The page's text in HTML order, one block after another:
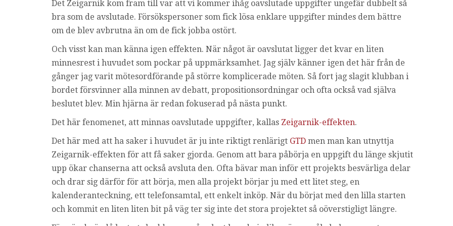
Det Zeigarnik kom fram till var att vi kommer ihåg oavslutade uppgifter ungefär dubbelt så
bra som de avslutade. Försökspersoner som fick lösa enklare uppgifter mindes dem bättre
om de blev avbrutna än om de fick jobba ostört.
Och visst kan man känna igen effekten. När något är oavslutat ligger det kvar en liten
minnesrest i huvudet som pockar på uppmärksamhet. Jag själv känner igen det här från de
gånger jag varit mötesordförande på större komplicerade möten. Så fort jag slagit klubban i
bordet försvinner alla minnen av debatt, propositionsordningar och ofta också vad själva
beslutet blev. Min hjärna är redan fokuserad på nästa punkt.
Det här fenomenet, att minnas oavslutade uppgifter, kallas Zeigarnik-effekten.
Det här med att ha saker i huvudet är ju inte riktigt renlärigt GTD men man kan utnyttja
Zeigarnik-effekten för att få saker gjorda. Genom att bara påbörja en uppgift du länge skjutit
upp ökar chanserna att också avsluta den. Ofta bävar man inför ett projekts besvärliga delar
och drar sig därför för att börja, men alla projekt börjar ju med ett litet steg, en
kalenderanteckning, ett telefonsamtal, ett enkelt inköp. När du börjat med den lilla starten
och kommit en liten liten bit på väg ter sig inte det stora projektet så oöverstigligt längre.